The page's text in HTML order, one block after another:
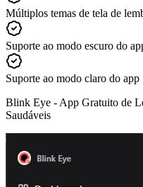
Múltiplos temas de tela de
Suporte ao modo escuro do
Suporte ao modo claro do app
Blink Eye -App Gratuito de
Saudáveis